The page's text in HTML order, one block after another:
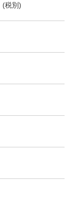
(税別)